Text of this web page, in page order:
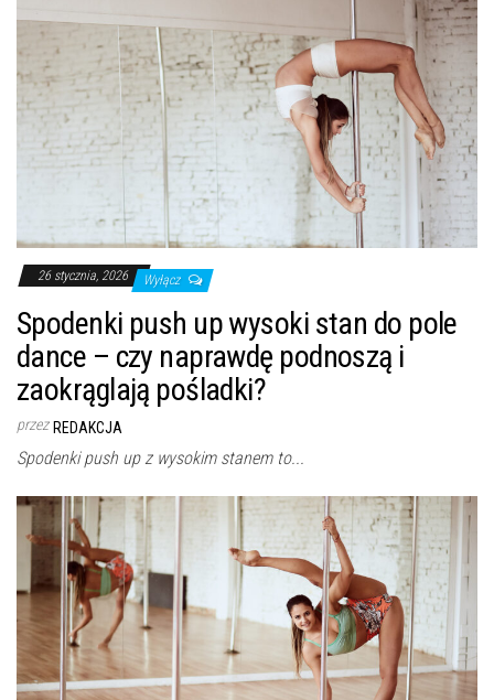
26 stycznia, 2026 Wyłącz
Spodenki push up wysoki stan do pole
dance – czy naprawdę podnoszą i
zaokrąglają pośladki?
przez REDAKCJA
Spodenki push up z wysokim stanem to...